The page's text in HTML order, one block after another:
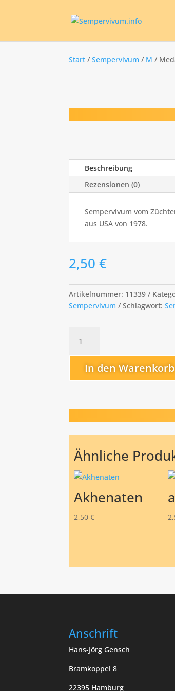
Start /Sempervivum / M /
Beschreibung
Rezensionen (0)
Sempervivum vom
aus USA von 1978.
2,50€
Artikelnummer: 11339
Sempervivum
Schlagwort:
Menge
In den Warenkorb
Ähnliche
Akhenaten
2,50€
Anschrift
Hans-Jörg Gensch
Bramkoppel 8
22395 Hamburg